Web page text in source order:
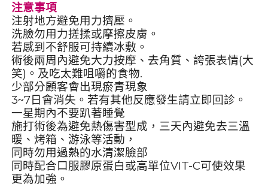
注意事項
注射地方避免用力擠壓。
洗臉勿用力搓揉或摩擦皮膚。
若感到不舒服可持續冰敷。
術後兩周內避免大力按摩、去角質、誇張表情(大
笑)。及吃太難咀嚼的食物.
少部分顧客會出現瘀青現象
3~7日會消失。若有其他反應發生請立即回診。
一星期內不要趴著睡覺
施打術後為避免熱傷害型成，三天內避免去三溫
暖、烤箱、游泳等活動，
同時勿用過熱的水清潔臉部
同時配合口服膠原蛋白或高單位VIT-C可使效果
更為加強。